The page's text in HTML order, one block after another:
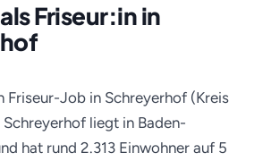
Friseur:in in
Friseur-Job in Schreyerhof (Kreis
liegt in Baden-
hat rund 2.313 Einwohner auf 5